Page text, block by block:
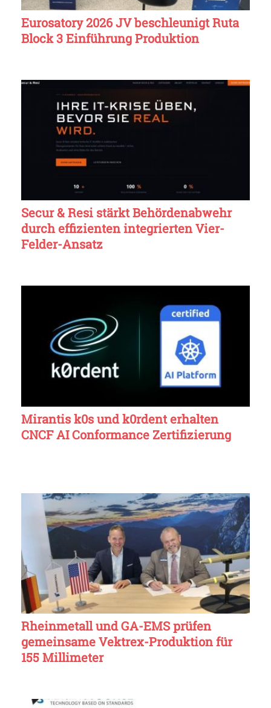
Eurosatory 2026 JV beschleunigt Ruta
Block 3 Einführung Produktion
Secur & Resi stärkt Behördenabwehr
durch effizienten integrierten Vier-
Felder-Ansatz
Mirantis k0s und k0rdent erhalten
CNCF AI Conformance Zertifizierung
Rheinmetall und GA-EMS prüfen
gemeinsame Vektrex-Produktion für
155 Millimeter